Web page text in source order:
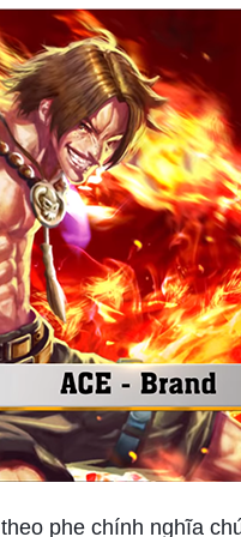
phe chính nghĩa